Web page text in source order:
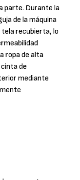
parte. Durante la
de la máquina
tela recubierta, lo
ropa de alta
de
mediante